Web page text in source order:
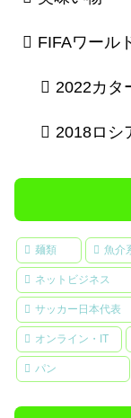
FIFAワール
2022カタ
2018ロシ
麺類 魚介
ネットビジネス
サッカー日本代表
オンライン・IT
パン